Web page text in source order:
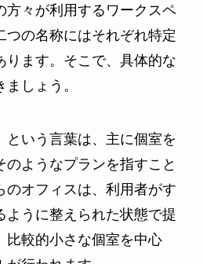
方々が利用するワークスペ
つの名称にはそれぞれ特定
ります。そこで、具体的な
しょう。
という言葉は、主に個室を
ようなプランを指すこと
のオフィスは、利用者がす
ように整えられた状態で提
比較的小さな個室を中心